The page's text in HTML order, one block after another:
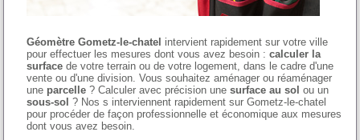
Géomètre Gometz-le-chatel intervient rapidement sur votre ville
pour effectuer les mesures dont vous avez besoin :calculer la
surface de votre terrain ou de votre logement, dans le cadre d'une
vente ou d'une division. Vous souhaitez aménager ou réaménager
une parcelle ? Calculer avec précision unesurface au sol ou un
sous-sol ? Nos s interviennent rapidement sur Gometz-le-chatel
pour procéder de façon professionnelle et économique aux mesures
dont vous avez besoin.